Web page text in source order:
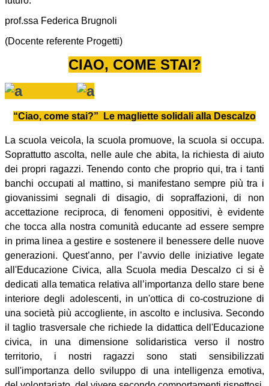
prof.ssa Federica Brugnoli
(Docente referente Progetti)
CIAO, COME STAI?
“Ciao, come stai?” Le magliette solidali alla Descalzo
La scuola veicola, la scuola promuove, la scuola si occupa.
Soprattutto ascolta, nelle aule che abita, la richiesta di aiuto
dei propri ragazzi. Tenendo conto che proprio qui, tra i tanti
banchi occupati al mattino, si manifestano sempre più tra i
giovanissimi segnali di disagio, di sopraffazioni, di non
accettazione reciproca, di fenomeni oppositivi, è evidente
che tocca alla nostra comunità educante ad essere sempre
in prima linea a gestire e sostenere il benessere delle nuove
generazioni. Quest’anno, per l’avvio delle iniziative legate
all'Educazione Civica, alla Scuola media Descalzo ci si è
dedicati alla tematica relativa all’importanza dello stare bene
interiore degli adolescenti, in un'ottica di co-costruzione di
una società più accogliente, in ascolto e inclusiva. Secondo
il taglio trasversale che richiede la didattica dell'Educazione
civica, in una dimensione solidaristica verso il nostro
territorio, i nostri ragazzi sono stati sensibilizzati
sull'importanza dello sviluppo di una intelligenza emotiva,